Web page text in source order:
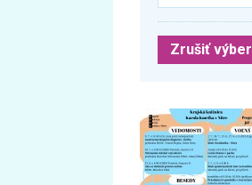
Zrušiť výber